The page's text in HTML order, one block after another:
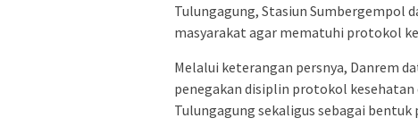
Tulungagung, Stasiun Sumbergempol
masyarakat agar mematuhi protokol
Melalui keterangan persnya, Danrem
penegakan disiplin protokol kesehatan
Tulungagung sekaligus sebagai bentuk